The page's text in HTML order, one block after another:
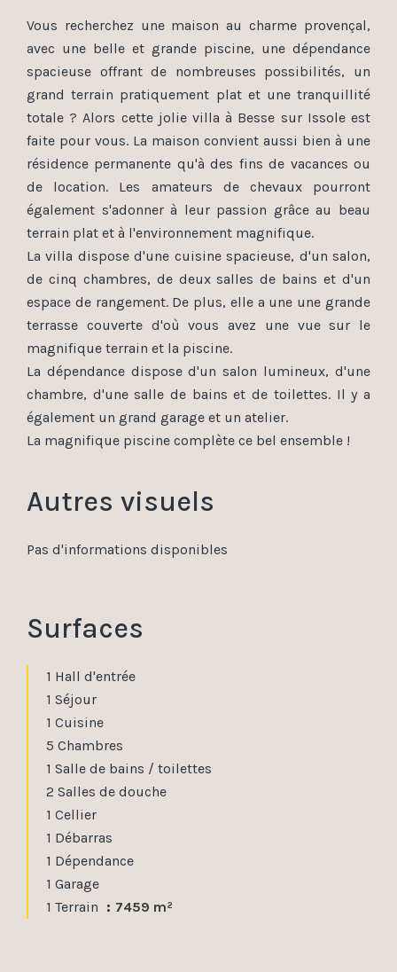
Vous recherchez une maison au charme provençal,
avec une belle et grande piscine, une dépendance
spacieuse offrant de nombreuses possibilités, un
grand terrain pratiquement plat et une tranquillité
totale ? Alors cette jolie villa à Besse sur Issole est
faite pour vous. La maison convient aussi bien à une
résidence permanente qu'à des fins de vacances ou
de location. Les amateurs de chevaux pourront
également s'adonner à leur passion grâce au beau
terrain plat et à l'environnement magnifique.
La villa dispose d'une cuisine spacieuse, d'un salon,
de cinq chambres, de deux salles de bains et d'un
espace de rangement. De plus, elle a une une grande
terrasse couverte d'où vous avez une vue sur le
magnifique terrain et la piscine.
La dépendance dispose d'un salon lumineux, d'une
chambre, d'une salle de bains et de toilettes. Il y a
également un grand garage et un atelier.
La magnifique piscine complète ce bel ensemble !
Autres visuels
Pas d'informations disponibles
Surfaces
1 Hall d'entrée
1 Séjour
1 Cuisine
5 Chambres
1 Salle de bains / toilettes
2 Salles de douche
1 Cellier
1 Débarras
1 Dépendance
1 Garage
1 Terrain
7459 m²